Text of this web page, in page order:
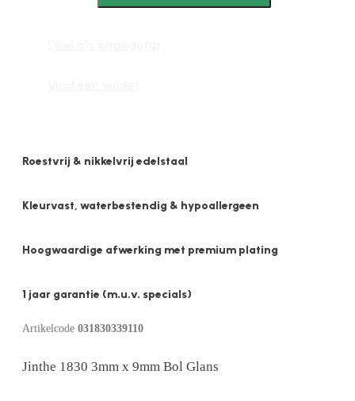
Roestvrij & nikkelvrij edelstaal
Kleurvast, waterbestendig & hypoallergeen
Hoogwaardige afwerking met premium plating
1 jaar garantie (m.u.v. specials)
Artikelcode 031830339110
Jinthe 1830 3mm x 9mm Bol Glans